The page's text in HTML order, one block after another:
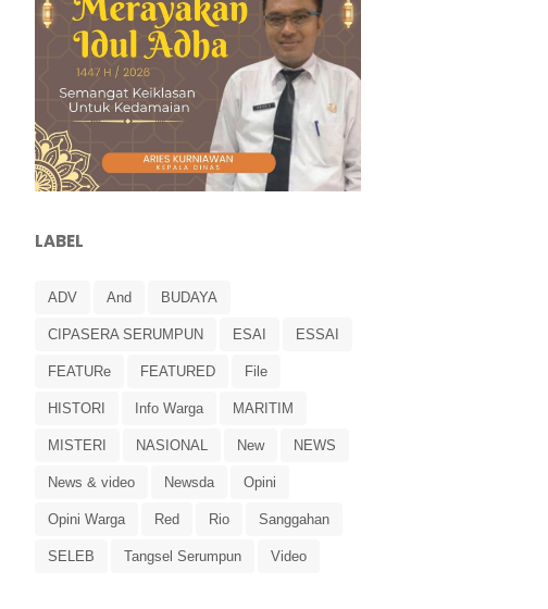
LABEL
ADV And BUDAYA
CIPASERA SERUMPUN ESAI ESSAI
FEATURe FEATURED File
HISTORI Info Warga MARITIM
MISTERI NASIONAL New NEWS
News & video Newsda Opini
Opini Warga Red Rio Sanggahan
SELEB Tangsel Serumpun Video